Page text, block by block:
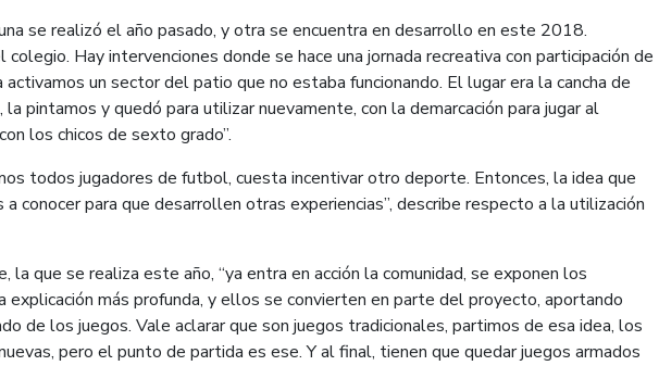
se realizó el año pasado, y otra se encuentra en desarrollo en este 2018.
Hay intervenciones donde se hace una jornada recreativa con participación de
un sector del patio que no estaba funcionando. El lugar era la cancha de
pintamos y quedó para utilizar nuevamente, con la demarcación para jugar al
los chicos de sexto grado”.
todos jugadores de futbol, cuesta incentivar otro deporte. Entonces, la idea que
conocer para que desarrollen otras experiencias”, describe respecto a la utilización
la que se realiza este año, “ya entra en acción la comunidad, se exponen los
explicación más profunda, y ellos se convierten en parte del proyecto, aportando
de los juegos. Vale aclarar que son juegos tradicionales, partimos de esa idea, los
pero el punto de partida es ese. Y al final, tienen que quedar juegos armados